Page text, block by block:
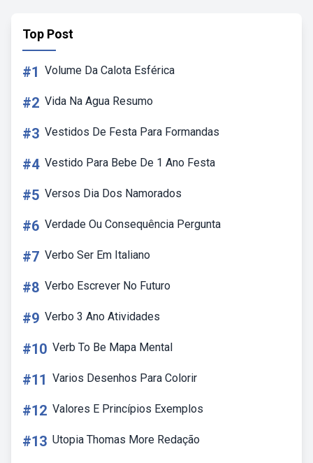
Top Post
#1 Volume Da Calota Esférica
#2 Vida Na Agua Resumo
#3 Vestidos De Festa Para Formandas
#4 Vestido Para Bebe De 1 Ano Festa
#5 Versos Dia Dos Namorados
#6 Verdade Ou Consequência Pergunta
#7 Verbo Ser Em Italiano
#8 Verbo Escrever No Futuro
#9 Verbo 3 Ano Atividades
#10 Verb To Be Mapa Mental
#11 Varios Desenhos Para Colorir
#12 Valores E Princípios Exemplos
#13 Utopia Thomas More Redação